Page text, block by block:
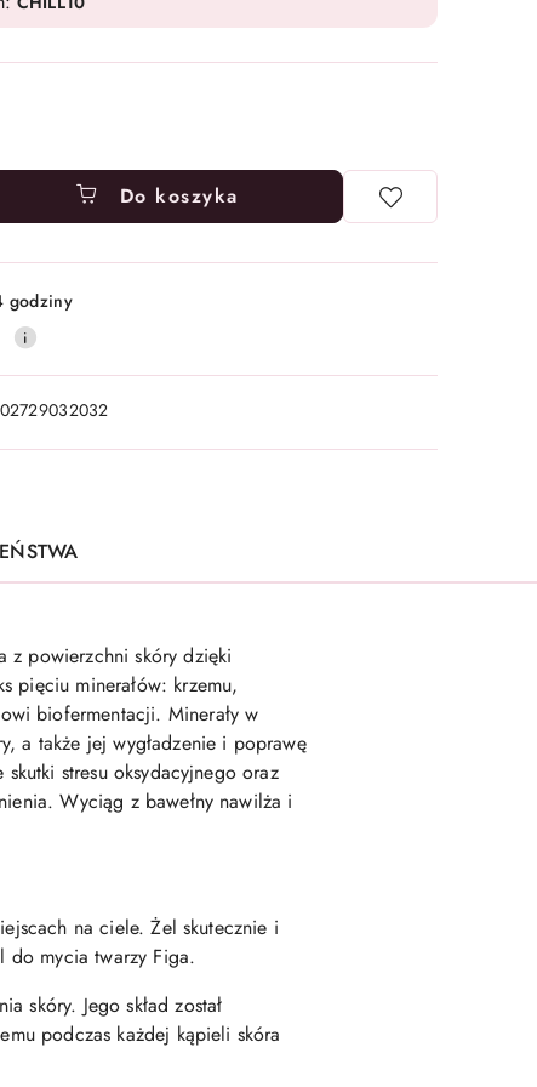
Do koszyka
godziny
z powierzchni skóry dzięki
pięciu minerałów: krzemu,
biofermentacji. Minerały w
a także jej wygładzenie i poprawę
stresu oksydacyjnego oraz
Wyciąg z bawełny nawilża i
na ciele. Żel skutecznie i
do mycia twarzy Figa.
skóry. Jego skład został
podczas każdej kąpieli skóra